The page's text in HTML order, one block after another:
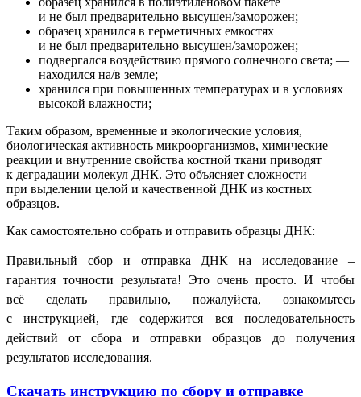
и не был предварительно высушен/заморожен;
образец хранился в герметичных емкостях
и не был предварительно высушен/заморожен;
подвергался воздействию прямого солнечного света; —
находился на/в земле;
хранился при повышенных температурах и в условиях
высокой влажности;
Таким образом, временные и экологические условия,
биологическая активность микроорганизмов, химические
реакции и внутренние свойства костной ткани приводят
к деградации молекул ДНК. Это объясняет сложности
при выделении целой и качественной ДНК из костных
образцов.
Как самостоятельно собрать и отправить образцы ДНК:
Правильный сбор и отправка ДНК на исследование –
гарантия точности результата! Это очень просто. И чтобы
всё сделать правильно, пожалуйста, ознакомьтесь
синструкцией, где содержится вся последовательность
действий от сбора и отправки образцов до получения
результатов исследования.
Скачать инструкцию по сбору и отправке